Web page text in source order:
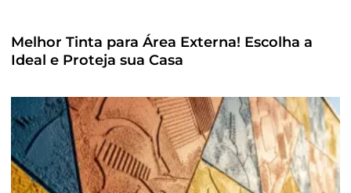
Melhor Tinta para Área Externa! Escolha a
Ideal e Proteja sua Casa